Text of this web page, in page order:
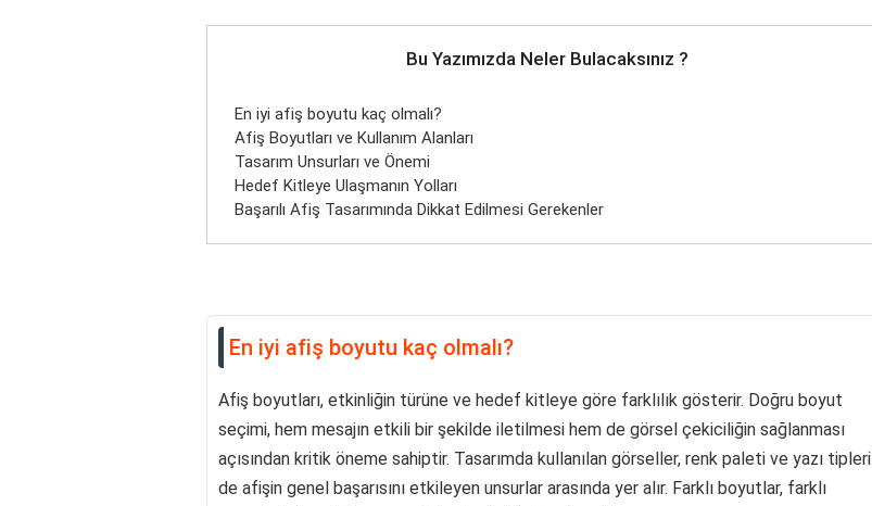
Bu Yazımızda Neler Bulacaksınız ?
En iyi afiş boyutu kaç olmalı?
Afiş Boyutları ve Kullanım Alanları
Tasarım Unsurları ve Önemi
Hedef Kitleye Ulaşmanın Yolları
Başarılı Afiş Tasarımında Dikkat Edilmesi Gerekenler
En iyi afiş boyutu kaç olmalı?
Afiş boyutları, etkinliğin türüne ve hedef kitleye göre farklılık gösterir. Doğru boyut
seçimi, hem mesajın etkili bir şekilde iletilmesi hem de görsel çekiciliğin sağlanması
açısından kritik öneme sahiptir. Tasarımda kullanılan görseller, renk paleti ve yazı tipleri
de afişin genel başarısını etkileyen unsurlar arasında yer alır. Farklı boyutlar, farklı